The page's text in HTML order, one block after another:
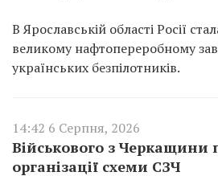
В Ярославській області Росії
великому нафтопереробному
українських безпілотників.
14:42 6 Серпня, 2026
Військового з Черкащини
організації схеми СЗЧ